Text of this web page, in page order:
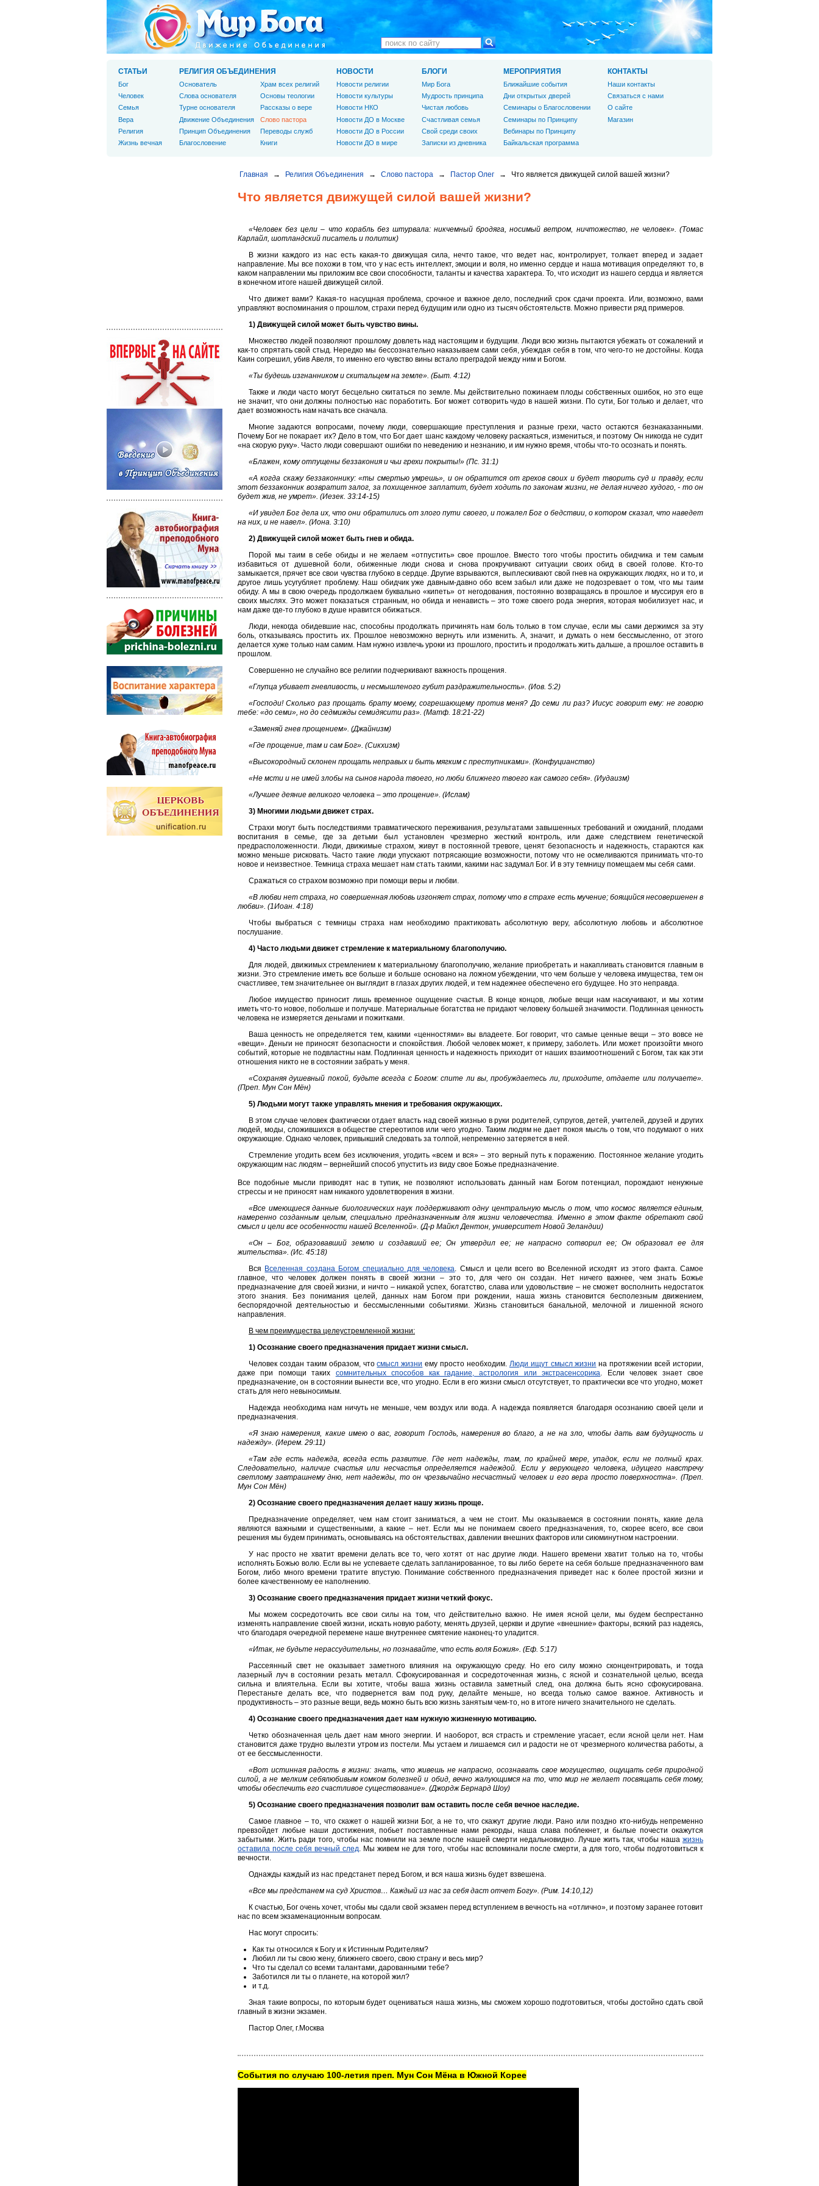
Главная → Религия Объединения → Слово пастора → Пастор Олег → Что является движущей силой вашей жизни?
Что является движущей силой вашей жизни?
«Человек без цели – что корабль без штурвала: никчемный бродяга, носимый ветром, ничтожество, не человек». (Томас
Карлайл, шотландский писатель и политик)
В жизни каждого из нас есть какая-то движущая сила, нечто такое, что ведет нас, контролирует, толкает вперед и задает
направление. Мы все похожи в том, что у нас есть интеллект, эмоции и воля, но именно сердце и наша мотивация определяют то, в
каком направлении мы приложим все свои способности, таланты и качества характера. То, что исходит из нашего сердца и является
в конечном итоге нашей движущей силой.
Что движет вами? Какая-то насущная проблема, срочное и важное дело, последний срок сдачи проекта. Или, возможно, вами
управляют воспоминания о прошлом, страхи перед будущим или одно из тысяч обстоятельств. Можно привести ряд примеров.
1) Движущей силой может быть чувство вины.
Множество людей позволяют прошлому довлеть над настоящим и будущим. Люди всю жизнь пытаются убежать от сожалений и
как-то спрятать свой стыд. Нередко мы бессознательно наказываем сами себя, убеждая себя в том, что чего-то не достойны. Когда
Каин согрешил, убив Авеля, то именно его чувство вины встало преградой между ним и Богом.
«Ты будешь изгнанником и скитальцем на земле». (Быт. 4:12)
Также и люди часто могут бесцельно скитаться по земле. Мы действительно пожинаем плоды собственных ошибок, но это еще
не значит, что они должны полностью нас поработить. Бог может сотворить чудо в нашей жизни. По сути, Бог только и делает, что
дает возможность нам начать все сначала.
Многие задаются вопросами, почему люди, совершающие преступления и разные грехи, часто остаются безнаказанными.
Почему Бог не покарает их? Дело в том, что Бог дает шанс каждому человеку раскаяться, измениться, и поэтому Он никогда не судит
«на скорую руку». Часто люди совершают ошибки по неведению и незнанию, и им нужно время, чтобы что-то осознать и понять.
«Блажен, кому отпущены беззакония и чьи грехи покрыты!» (Пс. 31:1)
«А когда скажу беззаконнику: «ты смертью умрешь», и он обратится от грехов своих и будет творить суд и правду, если
этот беззаконник возвратит залог, за похищенное заплатит, будет ходить по законам жизни, не делая ничего худого, - то он
будет жив, не умрет». (Иезек. 33:14-15)
«И увидел Бог дела их, что они обратились от злого пути своего, и пожалел Бог о бедствии, о котором сказал, что наведет
на них, и не навел». (Иона. 3:10)
2) Движущей силой может быть гнев и обида.
Порой мы таим в себе обиды и не желаем «отпустить» свое прошлое. Вместо того чтобы простить обидчика и тем самым
избавиться от душевной боли, обиженные люди снова и снова прокручивают ситуации своих обид в своей голове. Кто-то
замыкается, прячет все свои чувства глубоко в сердце. Другие взрываются, выплескивают свой гнев на окружающих людях, но и то, и
другое лишь усугубляет проблему. Наш обидчик уже давным-давно обо всем забыл или даже не подозревает о том, что мы таим
обиду. А мы в свою очередь продолжаем буквально «кипеть» от негодования, постоянно возвращаясь в прошлое и муссируя его в
своих мыслях. Это может показаться странным, но обида и ненависть – это тоже своего рода энергия, которая мобилизует нас, и
нам даже где-то глубоко в душе нравится обижаться.
Люди, некогда обидевшие нас, способны продолжать причинять нам боль только в том случае, если мы сами держимся за эту
боль, отказываясь простить их. Прошлое невозможно вернуть или изменить. А, значит, и думать о нем бессмысленно, от этого
делается хуже только нам самим. Нам нужно извлечь уроки из прошлого, простить и продолжать жить дальше, а прошлое оставить в
прошлом.
Совершенно не случайно все религии подчеркивают важность прощения.
«Глупца убивает гневливость, и несмышленого губит раздражительность». (Иов. 5:2)
«Господи! Сколько раз прощать брату моему, согрешающему против меня? До семи ли раз? Иисус говорит ему: не говорю
тебе: «до семи», но до седмижды семидясити раз». (Матф. 18:21-22)
«Заменяй гнев прощением». (Джайнизм)
«Где прощение, там и сам Бог». (Сикхизм)
«Высокородный склонен прощать неправых и быть мягким с преступниками». (Конфуцианство)
«Не мсти и не имей злобы на сынов народа твоего, но люби ближнего твоего как самого себя». (Иудаизм)
«Лучшее деяние великого человека – это прощение». (Ислам)
3) Многими людьми движет страх.
Страхи могут быть последствиями травматического переживания, результатами завышенных требований и ожиданий, плодами
воспитания в семье, где за детьми был установлен чрезмерно жесткий контроль, или даже следствием генетической
предрасположенности. Люди, движимые страхом, живут в постоянной тревоге, ценят безопасность и надежность, стараются как
можно меньше рисковать. Часто такие люди упускают потрясающие возможности, потому что не осмеливаются принимать что-то
новое и неизвестное. Темница страха мешает нам стать такими, какими нас задумал Бог. И в эту темницу помещаем мы себя сами.
Сражаться со страхом возможно при помощи веры и любви.
«В любви нет страха, но совершенная любовь изгоняет страх, потому что в страхе есть мучение; боящийся несовершенен в
любви». (1Иоан. 4:18)
Чтобы выбраться с темницы страха нам необходимо практиковать абсолютную веру, абсолютную любовь и абсолютное
послушание.
4) Часто людьми движет стремление к материальному благополучию.
Для людей, движимых стремлением к материальному благополучию, желание приобретать и накапливать становится главным в
жизни. Это стремление иметь все больше и больше основано на ложном убеждении, что чем больше у человека имущества, тем он
счастливее, тем значительнее он выглядит в глазах других людей, и тем надежнее обеспечено его будущее. Но это неправда.
Любое имущество приносит лишь временное ощущение счастья. В конце концов, любые вещи нам наскучивают, и мы хотим
иметь что-то новое, побольше и получше. Материальные богатства не придают человеку большей значимости. Подлинная ценность
человека не измеряется деньгами и пожитками.
Ваша ценность не определяется тем, какими «ценностями» вы владеете. Бог говорит, что самые ценные вещи – это вовсе не
«вещи». Деньги не приносят безопасности и спокойствия. Любой человек может, к примеру, заболеть. Или может произойти много
событий, которые не подвластны нам. Подлинная ценность и надежность приходит от наших взаимоотношений с Богом, так как эти
отношения никто не в состоянии забрать у меня.
«Сохраняя душевный покой, будьте всегда с Богом: спите ли вы, пробуждаетесь ли, приходите, отдаете или получаете».
(Преп. Мун Сон Мён)
5) Людьми могут также управлять мнения и требования окружающих.
В этом случае человек фактически отдает власть над своей жизнью в руки родителей, супругов, детей, учителей, друзей и других
людей, моды, сложившихся в обществе стереотипов или чего угодно. Таким людям не дает покоя мысль о том, что подумают о них
окружающие. Однако человек, привыкший следовать за толпой, непременно затеряется в ней.
Стремление угодить всем без исключения, угодить «всем и вся» – это верный путь к поражению. Постоянное желание угодить
окружающим нас людям – вернейший способ упустить из виду свое Божье предназначение.
Все подобные мысли приводят нас в тупик, не позволяют использовать данный нам Богом потенциал, порождают ненужные
стрессы и не приносят нам никакого удовлетворения в жизни.
«Все имеющиеся данные биологических наук поддерживают одну центральную мысль о том, что космос является единым,
намеренно созданным целым, специально предназначенным для жизни человечества. Именно в этом факте обретают свой
смысл и цели все особенности нашей Вселенной». (Д-р Майкл Дентон, университет Новой Зеландии)
«Он – Бог, образовавший землю и создавший ее; Он утвердил ее; не напрасно сотворил ее; Он образовал ее для
жительства». (Ис. 45:18)
Вся Вселенная создана Богом специально для человека. Смысл и цели всего во Вселенной исходят из этого факта. Самое
главное, что человек должен понять в своей жизни – это то, для чего он создан. Нет ничего важнее, чем знать Божье
предназначение для своей жизни, и ничто – никакой успех, богатство, слава или удовольствие – не сможет восполнить недостаток
этого знания. Без понимания целей, данных нам Богом при рождении, наша жизнь становится бесполезным движением,
беспорядочной деятельностью и бессмысленными событиями. Жизнь становиться банальной, мелочной и лишенной ясного
направления.
В чем преимущества целеустремленной жизни:
1) Осознание своего предназначения придает жизни смысл.
Человек создан таким образом, чтосмысл жизни ему просто необходим. Люди ищут смысл жизни на протяжении всей истории,
даже при помощи таких сомнительных способов как гадание, астрология или экстрасенсорика. Если человек знает свое
предназначение, он в состоянии вынести все, что угодно. Если в его жизни смысл отсутствует, то практически все что угодно, может
стать для него невыносимым.
Надежда необходима нам ничуть не меньше, чем воздух или вода. А надежда появляется благодаря осознанию своей цели и
предназначения.
«Я знаю намерения, какие имею о вас, говорит Господь, намерения во благо, а не на зло, чтобы дать вам будущность и
надежду». (Иерем. 29:11)
«Там где есть надежда, всегда есть развитие. Где нет надежды, там, по крайней мере, упадок, если не полный крах.
Следовательно, наличие счастья или несчастья определяется надеждой. Если у верующего человека, идущего навстречу
светлому завтрашнему дню, нет надежды, то он чрезвычайно несчастный человек и его вера просто поверхностна». (Преп.
Мун Сон Мён)
2) Осознание своего предназначения делает нашу жизнь проще.
Предназначение определяет, чем нам стоит заниматься, а чем не стоит. Мы оказываемся в состоянии понять, какие дела
являются важными и существенными, а какие – нет. Если мы не понимаем своего предназначения, то, скорее всего, все свои
решения мы будем принимать, основываясь на обстоятельствах, давлении внешних факторов или сиюминутном настроении.
У нас просто не хватит времени делать все то, чего хотят от нас другие люди. Нашего времени хватит только на то, чтобы
исполнять Божью волю. Если вы не успеваете сделать запланированное, то вы либо берете на себя больше предназначенного вам
Богом, либо много времени тратите впустую. Понимание собственного предназначения приведет нас к более простой жизни и
более качественному ее наполнению.
3) Осознание своего предназначения придает жизни четкий фокус.
Мы можем сосредоточить все свои силы на том, что действительно важно. Не имея ясной цели, мы будем беспрестанно
изменять направление своей жизни, искать новую работу, менять друзей, церкви и другие «внешние» факторы, всякий раз надеясь,
что благодаря очередной перемене наше внутреннее смятение наконец-то уладится.
«Итак, не будьте нерассудительны, но познавайте, что есть воля Божия». (Еф. 5:17)
Рассеянный свет не оказывает заметного влияния на окружающую среду. Но его силу можно сконцентрировать, и тогда
лазерный луч в состоянии резать металл. Сфокусированная и сосредоточенная жизнь, с ясной и сознательной целью, всегда
сильна и влиятельна. Если вы хотите, чтобы ваша жизнь оставила заметный след, она должна быть ясно сфокусирована.
Перестаньте делать все, что подвернется вам под руку, делайте меньше, но всегда только самое важное. Активность и
продуктивность – это разные вещи, ведь можно быть всю жизнь занятым чем-то, но в итоге ничего значительного не сделать.
4) Осознание своего предназначения дает нам нужную жизненную мотивацию.
Четко обозначенная цель дает нам много энергии. И наоборот, вся страсть и стремление угасает, если ясной цели нет. Нам
становится даже трудно вылезти утром из постели. Мы устаем и лишаемся сил и радости не от чрезмерного количества работы, а
от ее бессмысленности.
«Вот истинная радость в жизни: знать, что живешь не напрасно, осознавать свое могущество, ощущать себя природной
силой, а не мелким себялюбивым комком болезней и обид, вечно жалующимся на то, что мир не желает посвящать себя тому,
чтобы обеспечить его счастливое существование». (Джордж Бернард Шоу)
5) Осознание своего предназначения позволит вам оставить после себя вечное наследие.
Самое главное – то, что скажет о нашей жизни Бог, а не то, что скажут другие люди. Рано или поздно кто-нибудь непременно
превзойдет любые наши достижения, побьет поставленные нами рекорды, наша слава поблекнет, и былые почести окажутся
забытыми. Жить ради того, чтобы нас помнили на земле после нашей смерти недальновидно. Лучше жить так, чтобы наша жизнь
оставила после себя вечный след. Мы живем не для того, чтобы нас вспоминали после смерти, а для того, чтобы подготовиться к
вечности.
Однажды каждый из нас предстанет перед Богом, и вся наша жизнь будет взвешена.
«Все мы предстанем на суд Христов… Каждый из нас за себя даст отчет Богу». (Рим. 14:10,12)
К счастью, Бог очень хочет, чтобы мы сдали свой экзамен перед вступлением в вечность на «отлично», и поэтому заранее готовит
нас по всем экзаменационным вопросам.
Нас могут спросить:
Как ты относился к Богу и к Истинным Родителям?
Любил ли ты свою жену, ближнего своего, свою страну и весь мир?
Что ты сделал со всеми талантами, дарованными тебе?
Заботился ли ты о планете, на которой жил?
и т.д.
Зная такие вопросы, по которым будет оцениваться наша жизнь, мы сможем хорошо подготовиться, чтобы достойно сдать свой
главный в жизни экзамен.
Пастор Олег, г.Москва
Cобытия по случаю 100-летия преп. Мун Сон Мёна в Южной Корее
СТАТЬИ
Бог
Человек
Cемья
Вера
Религия
Жизнь вечная
РЕЛИГИЯ ОБЪЕДИНЕНИЯ
Основатель
Слова основателя
Турне основателя
Движение Объединения
Принцип Объединения
Благословение
Храм всех религий
Основы теологии
Рассказы о вере
Слово пастора
Переводы служб
Книги
НОВОСТИ
Новости религии
Новости культуры
Новости НКО
Новости ДО в Москве
Новости ДО в России
Новости ДО в мире
БЛОГИ
Мир Бога
Мудрость принципа
Чистая любовь
Счастливая семья
Свой среди своих
Записки из дневника
МЕРОПРИЯТИЯ
Ближайшие события
Дни открытых дверей
Семинары о Благословении
Семинары по Принципу
Вебинары по Принципу
Байкальская программа
КОНТАКТЫ
Наши контакты
Связаться с нами
О сайте
Магазин